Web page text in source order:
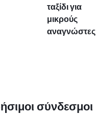
ταξίδι για
μικρούς
αναγνώστες
σύνδεσμοι